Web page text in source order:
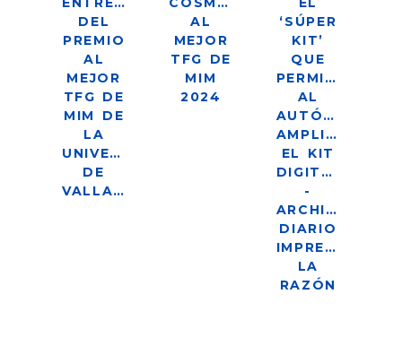
DEL
PREMIO
AL
MEJOR
TFG DE
MIM DE
LA
UNIVERSIDAD
DE
VALLADOLID
AL
MEJOR
TFG DE
MIM
2024
‘SÚPER
KIT’
QUE
PERMITE
AL
AUTÓNOMO
AMPLIAR
EL KIT
DIGITAL
-
ARCHIVO
DIARIO
IMPRESO
LA
RAZÓN